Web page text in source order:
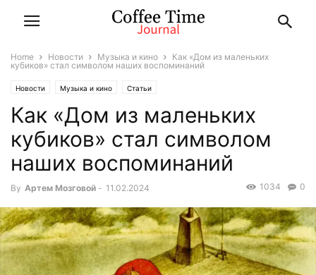
Home Новости Музыка и кино
Как «Дом из маленьких
кубиков» стал символом наших воспоминаний
Новости Музыка и кино Статьи
Как «Дом из маленьких
кубиков» стал символом
наших воспоминаний
By Артем Мозговой - 11.02.2024 0
1034